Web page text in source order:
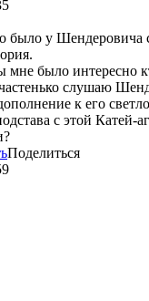
было у Шендеровича
мне было интересно
слушаю
к его
с этой Катей-
Поделиться